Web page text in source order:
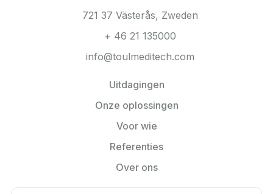
721 37 Västerås, Zweden
+ 46 21 135000
info@toulmeditech.com
Uitdagingen
Onze oplossingen
Voor wie
Referenties
Over ons